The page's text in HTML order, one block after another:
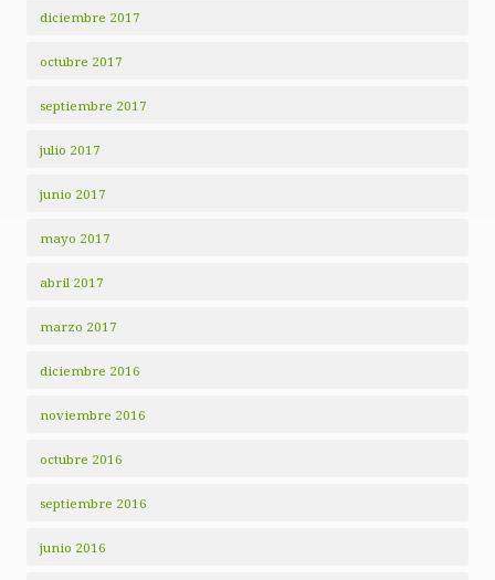
diciembre 2017
octubre 2017
septiembre 2017
julio 2017
junio 2017
mayo 2017
abril 2017
marzo 2017
diciembre 2016
noviembre 2016
octubre 2016
septiembre 2016
junio 2016